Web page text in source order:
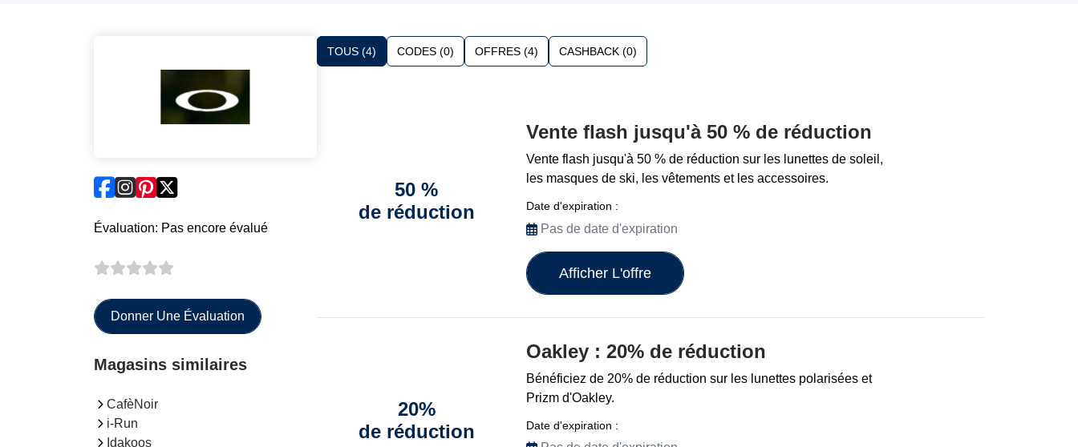
Évaluation: Pas encore évalué
Donner Une Évaluation
Magasins similaires
CafèNoir
i-Run
Idakoos
TOUS (4) CODES (0) OFFRES (4) CASHBACK (0)
50 %
de réduction
Vente flash jusqu'à 50 % de réduction
Vente flash jusqu'à 50 % de réduction sur les lunettes de soleil,
les masques de ski, les vêtements et les accessoires.
Date d'expiration :
Pas de date d'expiration
Afficher L'offre
20%
de réduction
Oakley : 20% de réduction
Bénéficiez de 20% de réduction sur les lunettes polarisées et
Prizm d'Oakley.
Date d'expiration :